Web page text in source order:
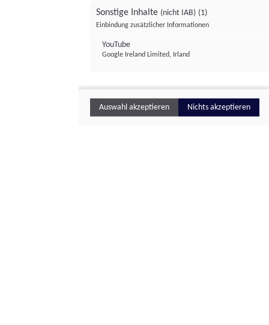
Sonstige Inhalte (nicht IAB) (1)
Einbindung zusätzlicher Informationen
YouTube
Google Ireland Limited, Irland
Auswahl akzeptieren Nichts akzeptieren